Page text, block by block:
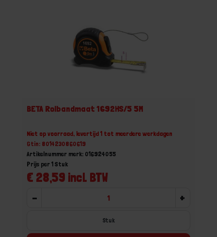
BETA Rolbandmaat 1692HS/5 5M
Niet op voorraad, levertijd 1 tot meerdere werkdagen
Gtin: 8014230860619
Artikelnummer merk: 016924055
€ 28,59 incl. BTW
Prijs per 1 Stuk
- +
Stuk